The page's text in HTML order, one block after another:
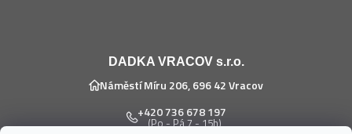
DADKA VRACOV s.r.o.
Náměstí Míru 206, 696 42 Vracov
+420 736 678 197
(Po - Pá 7 - 15h)